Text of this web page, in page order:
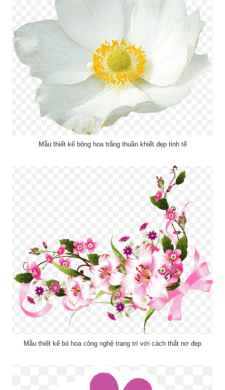
Mẫu thiết kế bông hoa trắng thuần khiết đẹp tinh tế
Mẫu thiết kế bó hoa công nghệ trang trí với cách thắt nơ đẹp